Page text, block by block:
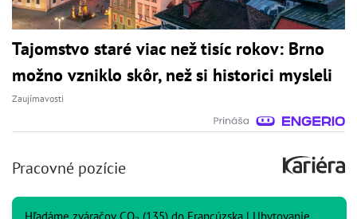
Tajomstvo staré viac než tisíc rokov: Brno
možno vzniklo skôr, než si historici mysleli
Zaujímavosti
Pracovné pozície
Hľadáme zváračov CO₂ (135) do Francúzska | Ubytovanie